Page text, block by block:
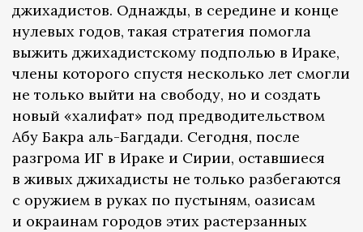
джихадистов. Однажды, в середине и конце
нулевых годов, такая стратегия помогла
выжить джихадистскому подполью в Ираке,
члены которого спустя несколько лет смогли
не только выйти на свободу, но и создать
новый «халифат» под предводительством
Абу Бакра аль-Багдади. Сегодня, после
разгрома ИГ в Ираке и Сирии, оставшиеся
в живых джихадисты не только разбегаются
с оружием в руках по пустыням, оазисам
и окраинам городов этих растерзанных